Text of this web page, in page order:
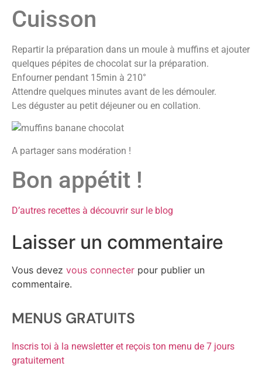
Cuisson
Repartir la préparation dans un moule à muffins et ajouter
quelques pépites de chocolat sur la préparation.
Enfourner pendant 15min à 210°
Attendre quelques minutes avant de les démouler.
Les déguster au petit déjeuner ou en collation.
A partager sans modération !
Bon appétit !
D’autres recettes à découvrir sur le blog
Laisser un commentaire
Vous devez vous connecter pour publier un
commentaire.
MENUS GRATUITS
Inscris toi à la newsletter et reçois ton menu de 7 jours
gratuitement